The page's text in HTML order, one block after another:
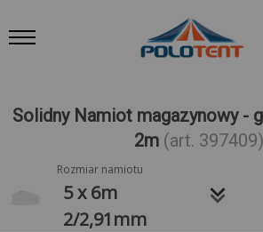
Solidny Namiot magazynowy -
2m (art. 397409)
Rozmiar namiotu
5 x 6m
2/2,91mm
keyboard_arrow_down